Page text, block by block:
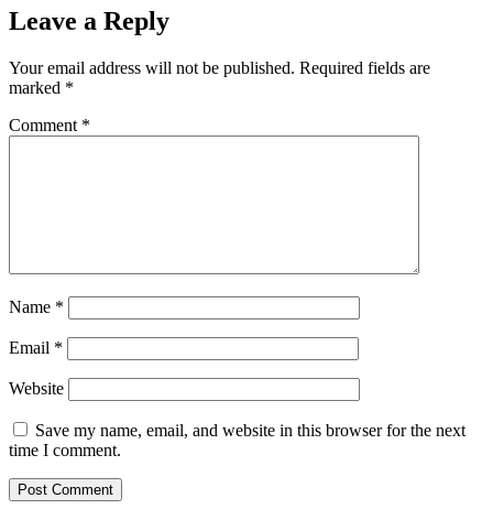
Leave a Reply
Your email address will not be published. Required fields are
marked *
Comment *
Name *
Email *
Website
Save my name, email, and website in this browser for the next
time I comment.